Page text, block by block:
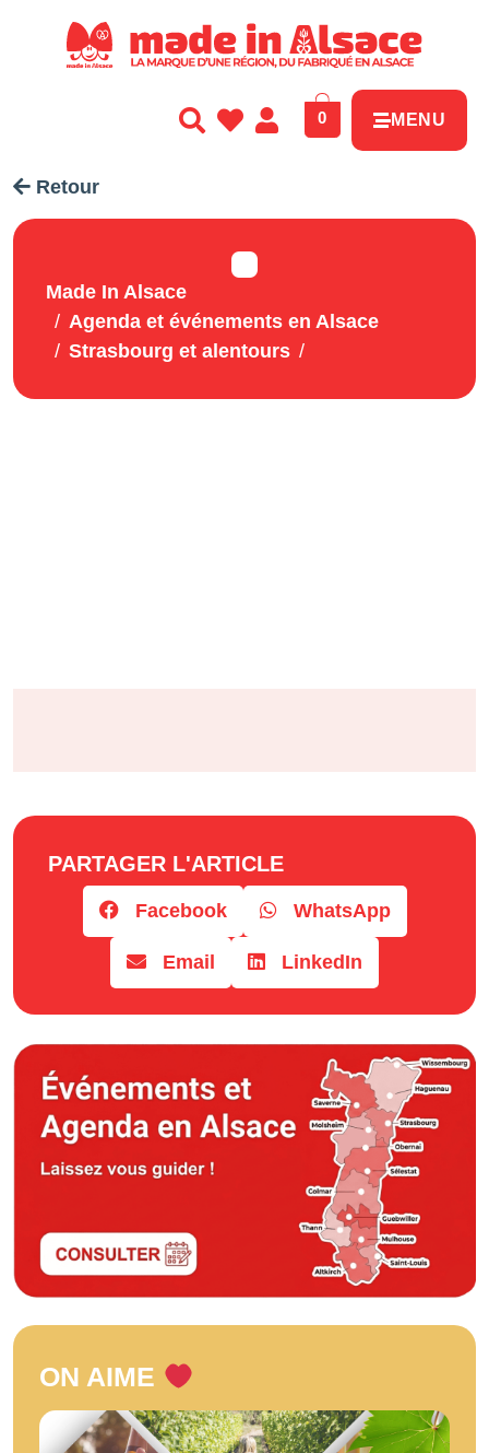
0 MENU
Retour
Made In Alsace
Agenda et événements en Alsace
Strasbourg et alentours
PARTAGER L'ARTICLE
Facebook WhatsApp
Email LinkedIn
ON AIME